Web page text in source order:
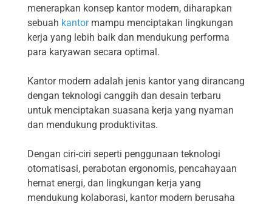
menerapkan konsep kantor modern, diharapkan
sebuah kantormampu menciptakan lingkungan
kerja yang lebih baik dan mendukung performa
para karyawan secara optimal.
Kantor modern adalah jenis kantor yang dirancang
dengan teknologi canggih dan desain terbaru
untuk menciptakan suasana kerja yang nyaman
dan mendukung produktivitas.
Dengan ciri-ciri seperti penggunaan teknologi
otomatisasi, perabotan ergonomis, pencahayaan
hemat energi, dan lingkungan kerja yang
mendukung kolaborasi, kantor modern berusaha